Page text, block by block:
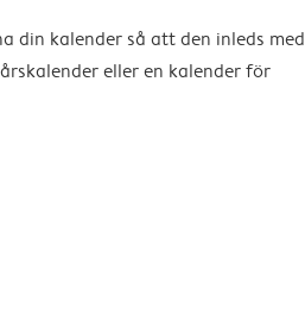
din kalender så att den inleds med
eller en kalender för